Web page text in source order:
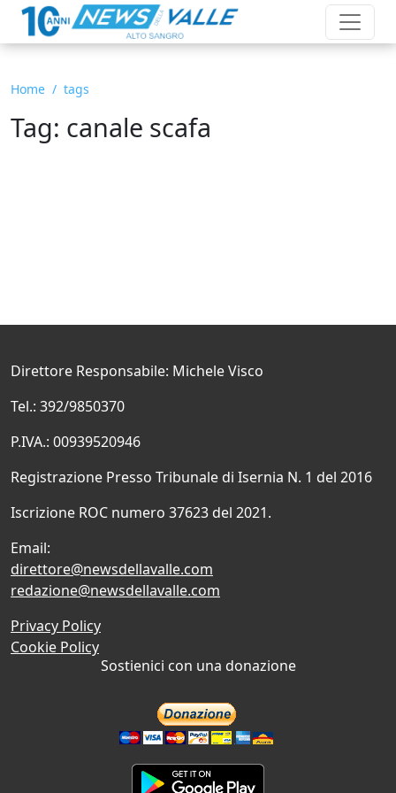
Home tags
Tag: canale scafa
Direttore Responsabile: Michele Visco
Tel.: 392/9850370
P.IVA.: 00939520946
Registrazione Presso Tribunale di Isernia N. 1 del 2016
Iscrizione ROC numero 37623 del 2021.
Email:
direttore@newsdellavalle.com
redazione@newsdellavalle.com
Privacy Policy
Cookie Policy
Sostienici con una donazione